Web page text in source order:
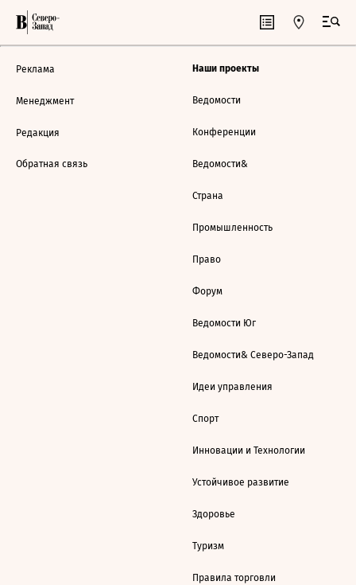
Реклама
Менеджмент
Редакция
Обратная связь
Наши проекты
Ведомости
Конференции
Ведомости&
Страна
Промышленность
Право
Форум
Ведомости Юг
Ведомости& Северо-Запад
Идеи управления
Спорт
Инновации и Технологии
Устойчивое развитие
Здоровье
Туризм
Правила торговли